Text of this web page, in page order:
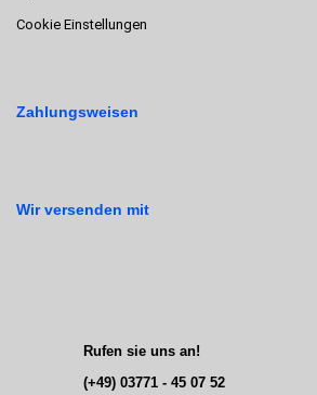
Cookie Einstellungen
Zahlungsweisen
Wir versenden mit
Rufen sie uns an!
(+49) 03771 - 45 07 52